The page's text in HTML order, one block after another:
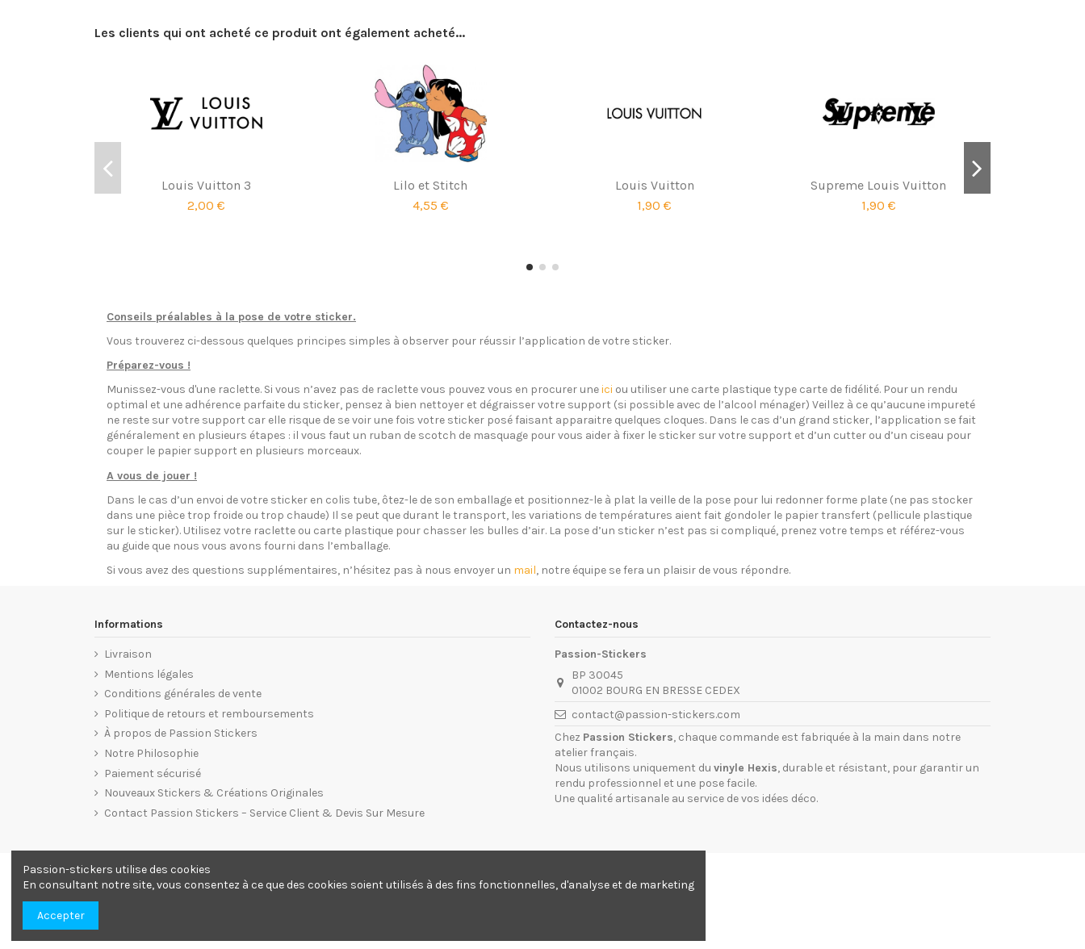
Les clients qui ont acheté ce produit ont également acheté...
Louis Vuitton 3
2,00 €
Lilo et Stitch
4,55 €
Louis Vuitton
1,90 €
Supreme Louis Vuitton
1,90 €
Conseils préalables à la pose de votre sticker.
Vous trouverez ci-dessous quelques principes simples à observer pour réussir l’application de votre sticker.
Préparez-vous !
Munissez-vous d'une raclette. Si vous n’avez pas de raclette vous pouvez vous en procurer uneici ou utiliser une carte plastique type carte de fidélité. Pour un rendu
optimal et une adhérence parfaite du sticker, pensez à bien nettoyer et dégraisser votre support (si possible avec de l’alcool ménager) Veillez à ce qu’aucune impureté
ne reste sur votre support car elle risque de se voir une fois votre sticker posé faisant apparaitre quelques cloques. Dans le cas d’un grand sticker, l’application se fait
généralement en plusieurs étapes : il vous faut un ruban de scotch de masquage pour vous aider à fixer le sticker sur votre support et d’un cutter ou d’un ciseau pour
couper le papier support en plusieurs morceaux.
A vous de jouer !
Dans le cas d’un envoi de votre sticker en colis tube, ôtez-le de son emballage et positionnez-le à plat la veille de la pose pour lui redonner forme plate (ne pas stocker
dans une pièce trop froide ou trop chaude) Il se peut que durant le transport, les variations de températures aient fait gondoler le papier transfert (pellicule plastique
sur le sticker). Utilisez votre raclette ou carte plastique pour chasser les bulles d’air. La pose d’un sticker n’est pas si compliqué, prenez votre temps et référez-vous
au guide que nous vous avons fourni dans l’emballage.
Si vous avez des questions supplémentaires, n’hésitez pas à nous envoyer un mail, notre équipe se fera un plaisir de vous répondre.
Informations
Livraison
Mentions légales
Conditions générales de vente
Politique de retours et remboursements
À propos de Passion Stickers
Notre Philosophie
Paiement sécurisé
Nouveaux Stickers & Créations Originales
Contact Passion Stickers – Service Client & Devis Sur Mesure
Contactez-nous
Passion-Stickers
BP 30045
01002 BOURG EN BRESSE CEDEX
contact@passion-stickers.com
Chez Passion Stickers, chaque commande est fabriquée à la main dans notre
atelier français.
Nous utilisons uniquement du vinyle Hexis, durable et résistant, pour garantir un
rendu professionnel et une pose facile.
Une qualité artisanale au service de vos idées déco.
Passion-stickers utilise des cookies
En consultant notre site, vous consentez à ce que des cookies soient utilisés à des fins fonctionnelles, d'analyse et de marketing
Accepter